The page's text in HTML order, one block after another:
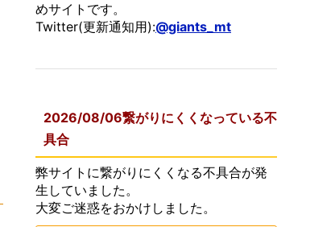
めサイトです。
Twitter(更新通知用):@giants_mt
2026/08/06繋がりにくくなっている不
具合
弊サイトに繋がりにくくなる不具合が発
生していました。
大変ご迷惑をおかけしました。